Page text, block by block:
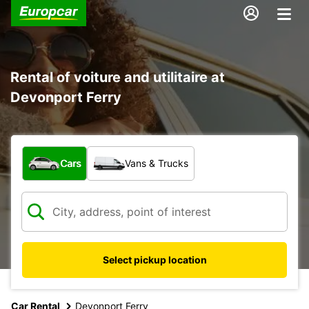
Rental of voiture and utilitaire at
Devonport Ferry
What type of vehicle?
Cars Vans & Trucks
Select pickup location
Car Rental Devonport Ferry